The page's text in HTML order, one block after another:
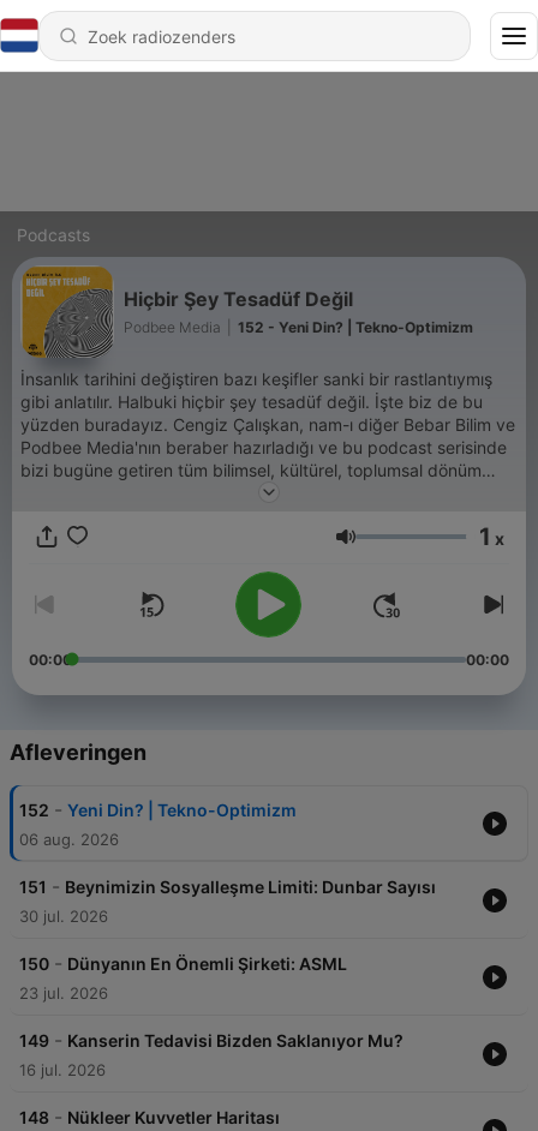
Podcasts
Hiçbir Şey Tesadüf Değil
Podbee Media 152 - Yeni Din? | Tekno-Optimizm
İnsanlık tarihini değiştiren bazı keşifler sanki bir rastlantıymış
gibi anlatılır. Halbuki hiçbir şey tesadüf değil. İşte biz de bu
yüzden buradayız. Cengiz Çalışkan, nam-ı diğer Bebar Bilim ve
Podbee Media'nın beraber hazırladığı ve bu podcast serisinde
bizi bugüne getiren tüm bilimsel, kültürel, toplumsal dönüm
noktalarından geçeceğimiz büyük bir yolculuğa çıkıyoruz.
Volume 1 x
00:00 00:00
Afleveringen
152 - Yeni Din? | Tekno-Optimizm
06 aug. 2026
151 - Beynimizin Sosyalleşme Limiti: Dunbar Sayısı
30 jul. 2026
150 - Dünyanın En Önemli Şirketi: ASML
23 jul. 2026
149 - Kanserin Tedavisi Bizden Saklanıyor Mu?
16 jul. 2026
148 - Nükleer Kuvvetler Haritası